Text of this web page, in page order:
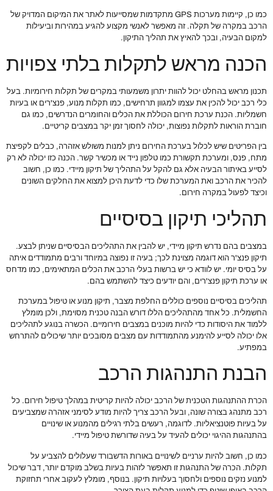
כמו כן, קיימות מערכות GPS מתקדמות שמסייעות לאתר את המיקום המדויק של
הרכב במקרה של תקלה. זה מאפשר לאנשי מקצוע להגיע במהירות וביעילות
למקום הבעיה, ובכך להאיץ את תהליך התיקון.
הכנה מראש לתקלות בלתי צפויות
תכנון מראש בהחלט יכול להוות יתרון משמעותי במקרים של תקלות חירומיות. בעל
כלי רכב יכול להכין את עצמו למגוון תרחישים, כמו תקלות מנוע, פנצ'רים או בעיות
חשמליות. הכנת ערכת חירום הכוללת את הכלים והחומרים הנדרשים, כמו גם
חוברת הוראות לתקלות נפוצות, יכולה לחסוך זמן יקר במצבים קריטיים.
בין הפריטים שיש לכלול בערכת החירום ניתן למנות משולש אזהרה, כבלים לקפיצת
מתח, פנס, ומערכת תקשורת כמו טלפון נייד או מכשיר קשר. הכנה כזו יכולה לא רק
לסייע באיתור הבעיה אלא גם להקל על התהליך של תיקון מיידי. כמו כן, חשוב
להכיר את הרכב ואת המערכת שלו כדי לדעת היכן למצוא את החלקים השונים
וכיצד לפעול במקרה חירום.
תהליכי תיקון בסיסיים
במצבים בהם נדרש תיקון מיידי, יש להבין את התהליכים הבסיסיים שניתן לבצע.
תיקון פנצ'ר הוא דוגמה מצוינת לכך; בעיה זו נפוצה במיוחד ורבים מתמודדים איתה
על בסיס יומי. יש לוודא כי יש ברשות בעלי הרכב את הכלים המתאימים, כמו מדחס
או ערכת תיקון פנצ'רים, והם יודעים כיצד להשתמש בהם.
תהליכים בסיסיים נוספים כוללים החלפת מצבר, תיקון מנוע או טיפול במערכת
החשמלית. כל אחד מהתהליכים הללו דורש הבנה טכנית מסוימת, ולכן מומלץ
ללמוד את היסודות כדי להיות מוכנים במצבים חירומיים. הכשרה בנוגע לתהליכים
אלו יכולה לסייע להימנע מהתמודדות עם מצבים מסובכים יותר שיכולים להתרחש
במפתיע.
הבנת התנהגות הרכב
הכרת ההתנהגות הטכנית של הרכב יכולה להיות קריטית במהלך טיפול חירום. כל
רכב מתנהג בצורה שונה, ובעל הרכב צריך להיות מודע לסימני אזהרה שמצביעים
על בעיות פוטנציאליות. לדוגמה, רעשים בלתי רגילים מהמנוע או שינויים
בהתנהגות ההיגוי יכולים להעיד על בעיה שדורשת טיפול מיידי.
כמו כן, חשוב להיות ערניים לשינויים באורות הדשבורד שעלולים להצביע על
תקלות. הכרה של התנהגות זו תאפשר לזהות בעיות בשלב מוקדם יותר, דבר שיכול
למנוע נזקים נוספים ולחסוך בעלויות תיקון. בנוסף, מומלץ לעקוב אחרי תחזוקת